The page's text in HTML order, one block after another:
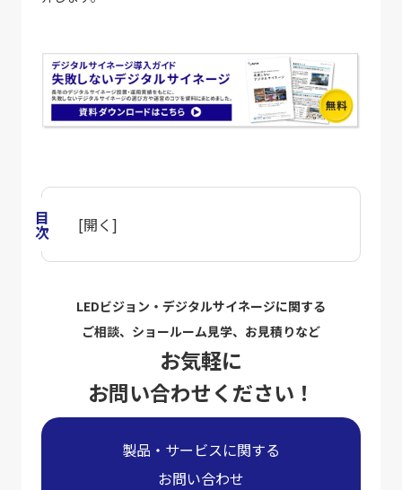
目次 [開く ]
LEDビジョン・デジタルサイネージに関する
ご相談、ショールーム見学、お見積りなど
お気軽に
お問い合わせください！
製品・サービスに関する
お問い合わせ